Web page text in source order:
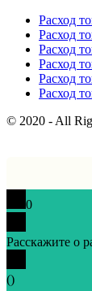
Расход
Расход
Расход
Расход
Расход
Расход
© 2020 - All
0
Расскажите о
()